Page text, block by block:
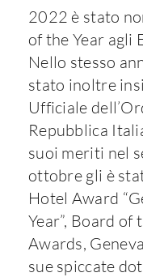
2022 è stato
of the Year agli
Nello stesso
stato inoltre
Ufficiale
Repubblica
suoi meriti nel
ottobre gli è
Hotel Award
Year”, Board of
Awards,
sue spiccate